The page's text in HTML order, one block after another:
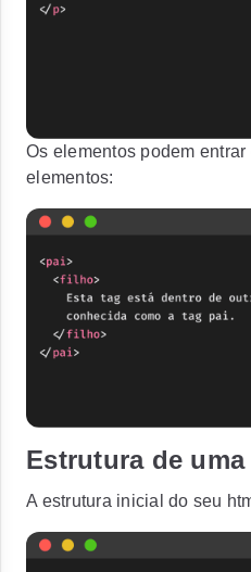
Os elementos podem
elementos:
Estrutura de
A estrutura inicial do seu